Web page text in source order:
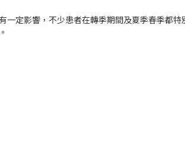
定影響，不少患者在轉季期間及夏季春季都